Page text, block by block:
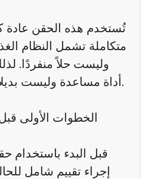
تُستخدم هذه الحقن
متكاملة تشمل النظام
وليست حلاً منفردًا.
أداة مساعدة وليست بديلاً عن نمط حياة صحي.
الخطوات الأولى
قبل البدء باستخدام
إجراء تقييم شامل